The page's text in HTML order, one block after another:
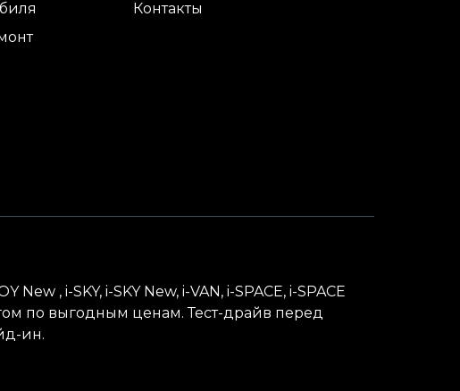
Контакты
New , i-SKY, i-SKYNew, i-VAN, i-SPACE, i-SPACE
по выгодным ценам. Тест-драйв перед
ин.